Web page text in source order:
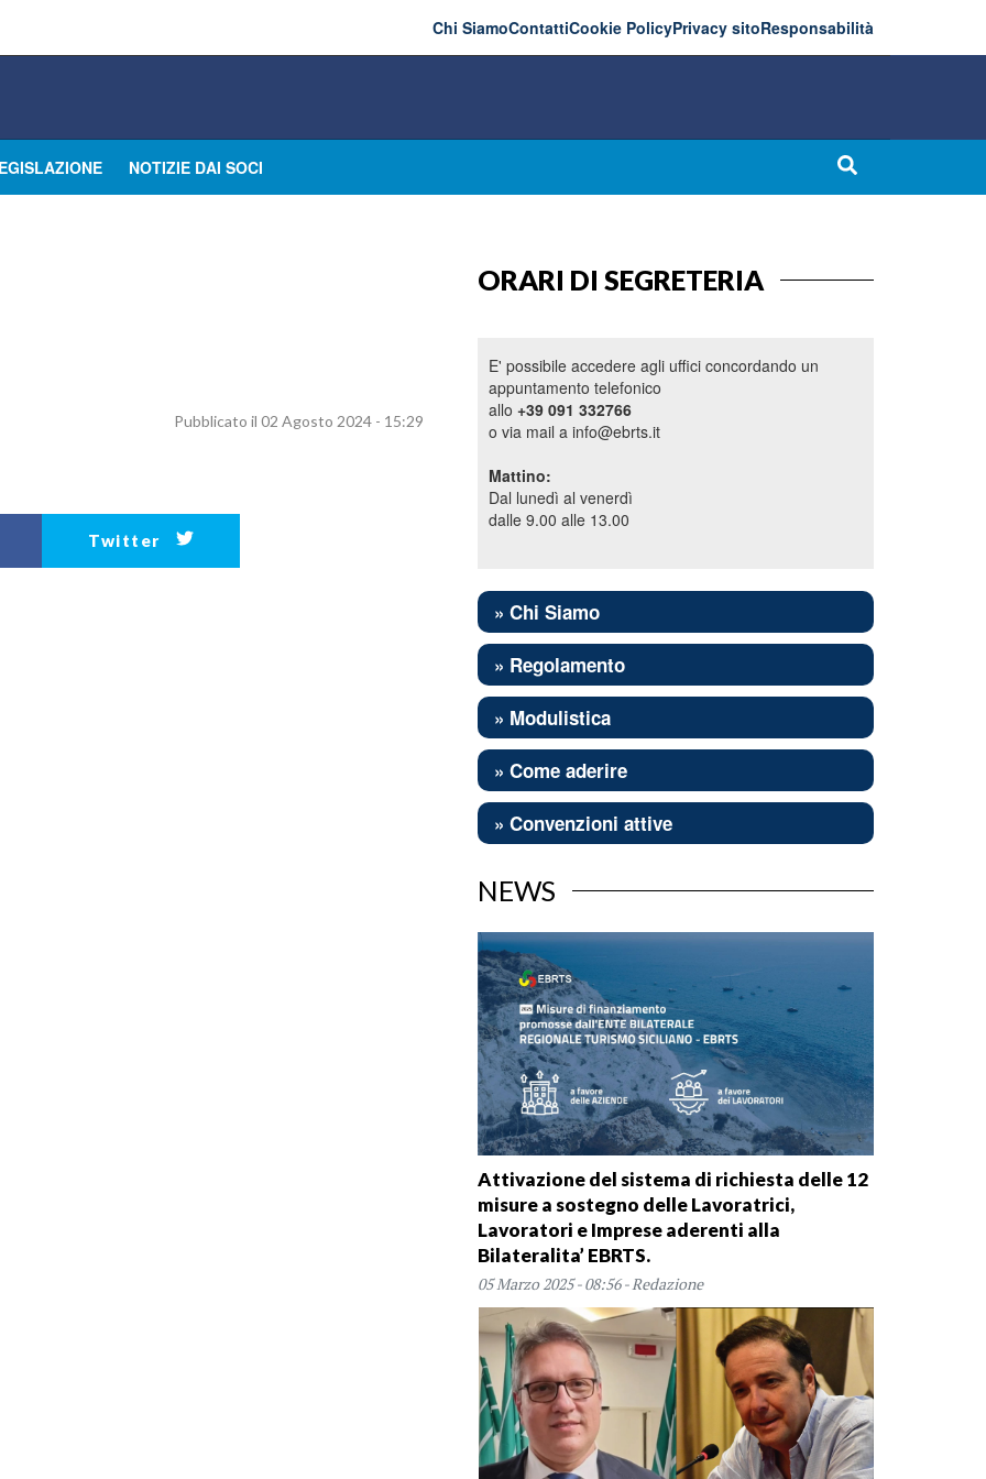
Chi SiamoContattiCookie PolicyPrivacy sitoResponsabilità
NOTIZIE DAI SOCI
Pubblicato il 02 Agosto 2024 - 15:29
Twitter
ORARI DI SEGRETERIA
E' possibile accedere agli uffici concordando un
appuntamento telefonico
allo +39 091 332766
o via mail a info@ebrts.it
Mattino:
Dal lunedì al venerdì
dalle 9.00 alle 13.00
» Chi Siamo
» Regolamento
» Modulistica
» Come aderire
» Convenzioni attive
NEWS
Attivazione del sistema di richiesta delle 12
misure a sostegno delle Lavoratrici,
Lavoratori e Imprese aderenti alla
Bilateralita’ EBRTS.
05 Marzo 2025 - 08:56 - Redazione